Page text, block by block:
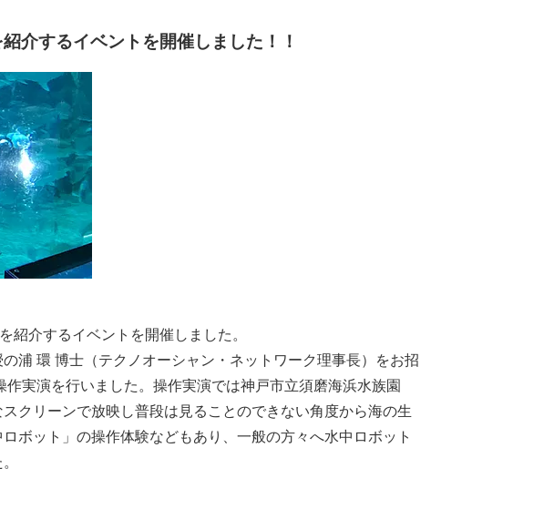
介するイベントを開催しました！！
紹介するイベントを開催しました。
浦 環 博士（テクノオーシャン・ネットワーク理事長）をお招
実演を行いました。操作実演では神戸市立須磨海浜水族園
クリーンで放映し普段は見ることのできない角度から海の生
ボット」の操作体験などもあり、一般の方々へ水中ロボット